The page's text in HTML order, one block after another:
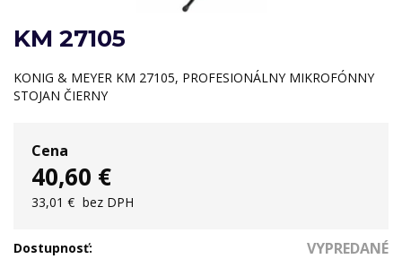
KM 27105
KONIG & MEYER KM 27105, PROFESIONÁLNY MIKROFÓNNY
STOJAN ČIERNY
Cena
40,60 €
33,01 € bez DPH
Dostupnosť: VYPREDANÉ